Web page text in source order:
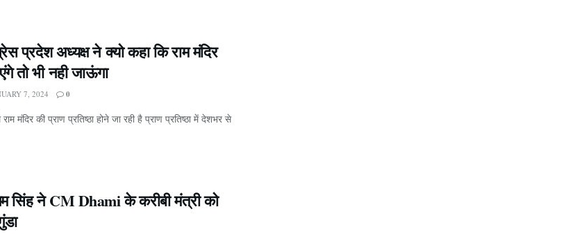
प्रदेश अध्यक्ष ने क्यो कहा कि राम मंदिर
तो भी नही जाऊंगा
7, 2024 0
मंदिर की प्राण प्रतिष्ठा होने जा रही है प्राण प्रतिष्ठा में देशभर से
सिंह ने CM Dhami के करीबी मंत्री को